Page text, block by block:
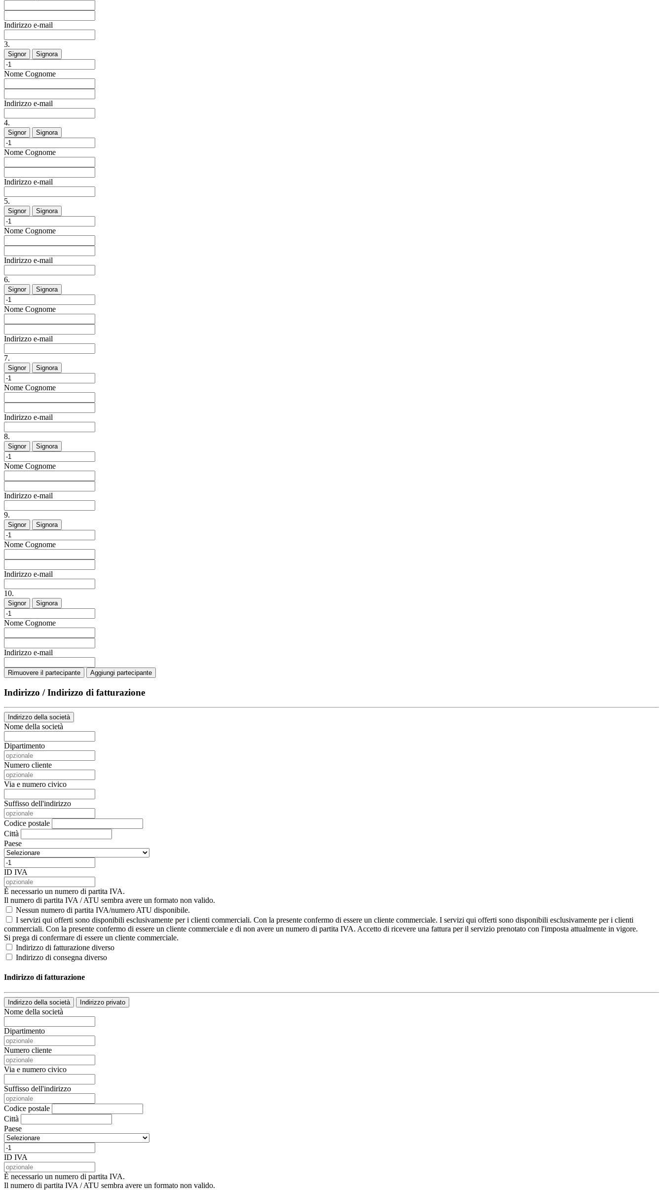
Indirizzo e-mail
3.
Signor Signora
Nome Cognome
Indirizzo e-mail
4.
Signor Signora
Nome Cognome
Indirizzo e-mail
5.
Signor Signora
Nome Cognome
Indirizzo e-mail
6.
Signor Signora
Nome Cognome
Indirizzo e-mail
7.
Signor Signora
Nome Cognome
Indirizzo e-mail
8.
Signor Signora
Nome Cognome
Indirizzo e-mail
9.
Signor Signora
Nome Cognome
Indirizzo e-mail
10.
Signor Signora
Nome Cognome
Indirizzo e-mail
Rimuovere il partecipante Aggiungi partecipante
Indirizzo / Indirizzo di fatturazione
Indirizzo della società
Nome della società
Dipartimento
Numero cliente
Via e numero civico
Suffisso dell'indirizzo
Codice postale
Città
Paese
ID IVA
È necessario un numero di partita IVA.
Il numero di partita IVA / ATU sembra avere un formato non valido.
Nessun numero di partita IVA/numero ATU disponibile.
I servizi qui offerti sono disponibili esclusivamente per i clienti commerciali. Con la presente confermo di essere un cliente commerciale. I servizi qui offerti sono disponibili esclusivamente per i clienti
commerciali. Con la presente confermo di essere un cliente commerciale e di non avere un numero di partita IVA. Accetto di ricevere una fattura per il servizio prenotato con l'imposta attualmente in vigore.
Si prega di confermare di essere un cliente commerciale.
Indirizzo di fatturazione diverso
Indirizzo di consegna diverso
Indirizzo di fatturazione
Indirizzo della società Indirizzo privato
Nome della società
Dipartimento
Numero cliente
Via e numero civico
Suffisso dell'indirizzo
Codice postale
Città
Paese
ID IVA
È necessario un numero di partita IVA.
Il numero di partita IVA / ATU sembra avere un formato non valido.